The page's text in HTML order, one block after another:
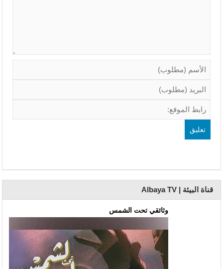
قناة البيئة | Albaya TV
وثائقي تحت الشمس